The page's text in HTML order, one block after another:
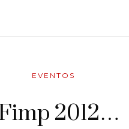
EVENTOS
2012…